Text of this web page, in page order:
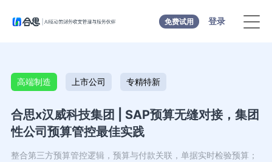
免费试用 登录
高端制造 上市公司 专精特新
合思x汉威科技集团 | SAP预算无缝对接，集团
性公司预算管控最佳实践
整合第三方预算管控逻辑，预算与付款关联，单据实时检验预算；